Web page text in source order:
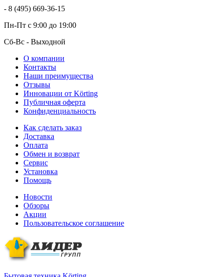
- 8 (495) 669-36-15
Пн-Пт с 9:00 до 19:00
Сб-Вс - Выходной
О компании
Контакты
Наши преимущества
Отзывы
Инновации от Körting
Публичная оферта
Конфиденциальность
Как сделать заказ
Доставка
Оплата
Обмен и возврат
Сервис
Установка
Помощь
Новости
Обзоры
Акции
Пользовательское соглашение